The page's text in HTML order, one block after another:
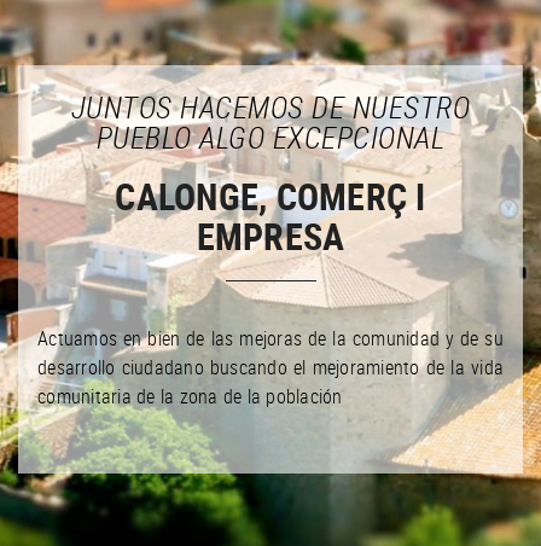
JUNTOS HACEMOS DE NUESTRO
PUEBLO ALGO EXCEPCIONAL
CALONGE, COMERÇ I
EMPRESA
Actuamos en bien de las mejoras de la comunidad y de su
desarrollo ciudadano buscando el mejoramiento de la vida
comunitaria de la zona de la población